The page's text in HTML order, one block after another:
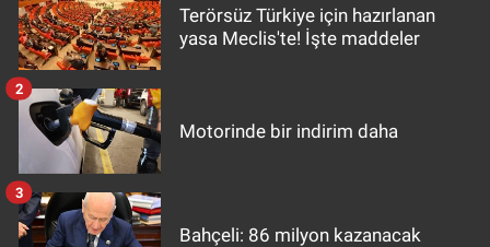
Terörsüz Türkiye için hazırlanan
yasa Meclis'te! İşte maddeler
Motorinde bir indirim daha
2
Bahçeli: 86 milyon kazanacak
3